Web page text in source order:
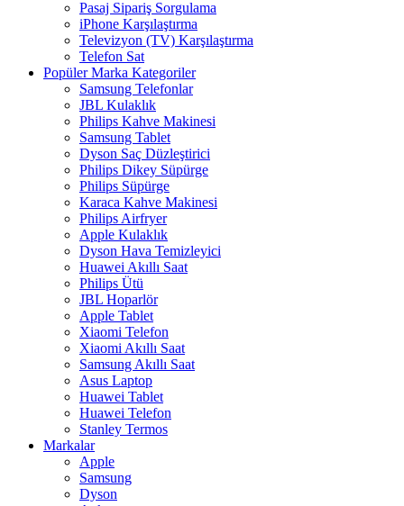
Pasaj Sipariş Sorgulama
iPhone Karşılaştırma
Televizyon (TV) Karşılaştırma
Telefon Sat
Popüler Marka Kategoriler
Samsung Telefonlar
JBL Kulaklık
Philips Kahve Makinesi
Samsung Tablet
Dyson Saç Düzleştirici
Philips Dikey Süpürge
Philips Süpürge
Karaca Kahve Makinesi
Philips Airfryer
Apple Kulaklık
Dyson Hava Temizleyici
Huawei Akıllı Saat
Philips Ütü
JBL Hoparlör
Apple Tablet
Xiaomi Telefon
Xiaomi Akıllı Saat
Samsung Akıllı Saat
Asus Laptop
Huawei Tablet
Huawei Telefon
Stanley Termos
Markalar
Apple
Samsung
Dyson